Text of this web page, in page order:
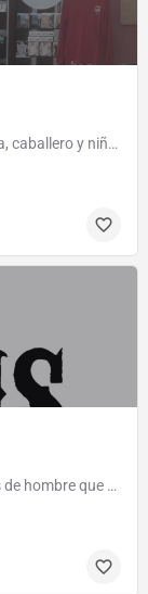
Comercio especializado en Moda íntima señora, caballero y niños. También amplio muestrario en Mercería y…
Circus es una tienda de moda y complementos de hombre que se caracteriza por tener un estilo actual y…